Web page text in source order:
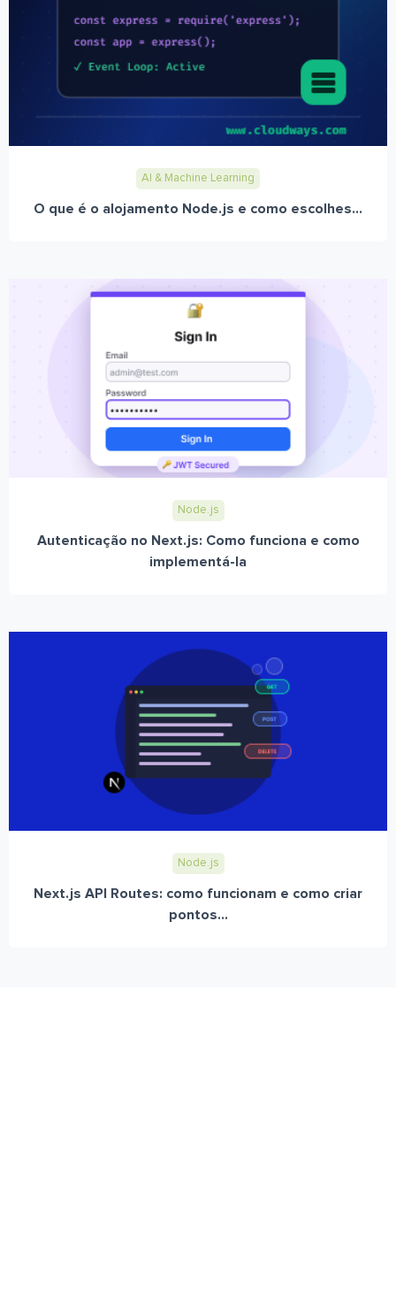
AI & Machine Learning
O que é o alojamento Node.js e como escolhes...
Node.js
Autenticação no Next.js: Como funciona e como
implementá-la
Node.js
Next.js API Routes: como funcionam e como criar
pontos...